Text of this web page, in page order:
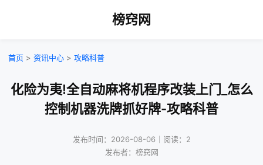
榜窍网
首页 > 资讯中心 > 攻略科普
化险为夷!全自动麻将机程序改装上门_怎么
控制机器洗牌抓好牌-攻略科普
发布时间：2026-08-06｜阅读：2
发布者：榜窍网